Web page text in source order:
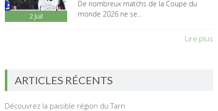
2 Juil
De nombreux matchs de la Coupe du
monde 2026 ne se...
Lire plus
ARTICLES RÉCENTS
Découvrez la paisible région du Tarn